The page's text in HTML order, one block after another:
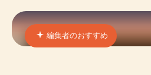
編集者のおすすめ